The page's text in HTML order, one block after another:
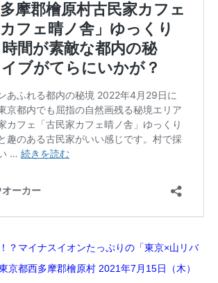
？マイナスイオンたっぷりの「東京×山リバ
京都西多摩郡檜原村 2021年7月15日（木）